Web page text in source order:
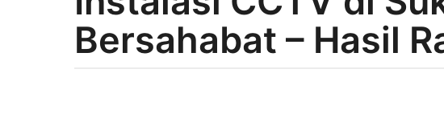
t
a
h
Bersahabat – Hasil